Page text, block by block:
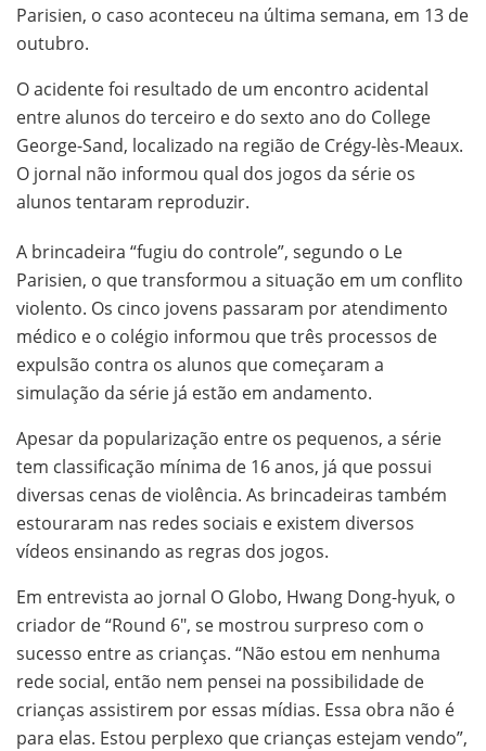
Parisien, o caso aconteceu na última semana, em 13 de
outubro.
O acidente foi resultado de um encontro acidental
entre alunos do terceiro e do sexto ano do College
George-Sand, localizado na região de Crégy-lès-Meaux.
O jornal não informou qual dos jogos da série os
alunos tentaram reproduzir.
A brincadeira “fugiu do controle”, segundo o Le
Parisien, o que transformou a situação em um conflito
violento. Os cinco jovens passaram por atendimento
médico e o colégio informou que três processos de
expulsão contra os alunos que começaram a
simulação da série já estão em andamento.
Apesar da popularização entre os pequenos, a série
tem classificação mínima de 16 anos, já que possui
diversas cenas de violência. As brincadeiras também
estouraram nas redes sociais e existem diversos
vídeos ensinando as regras dos jogos.
Em entrevista ao jornal O Globo, Hwang Dong-hyuk, o
criador de “Round 6″, se mostrou surpreso com o
sucesso entre as crianças. “Não estou em nenhuma
rede social, então nem pensei na possibilidade de
crianças assistirem por essas mídias. Essa obra não é
para elas. Estou perplexo que crianças estejam vendo”,